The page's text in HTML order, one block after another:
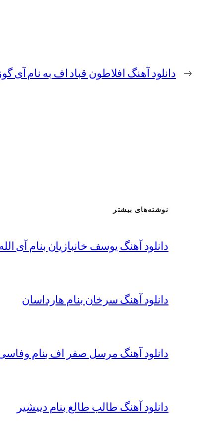
← دانلود آهنگ افلاطون قباد اف به نام آی
نوشته‌های بیشتر
دانلود آهنگ یوسف خانبازیان بنام آی
دانلود آهنگ سرخان بنام هارداسان
دانلود آهنگ مرسل صفر اف بنام
دانلود آهنگ طالب طالع بنام دییشیر